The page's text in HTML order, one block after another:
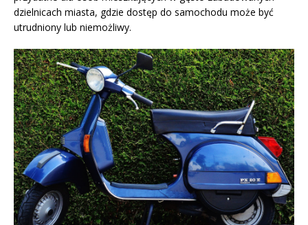
dzielnicach miasta, gdzie dostęp do samochodu może być
utrudniony lub niemożliwy.